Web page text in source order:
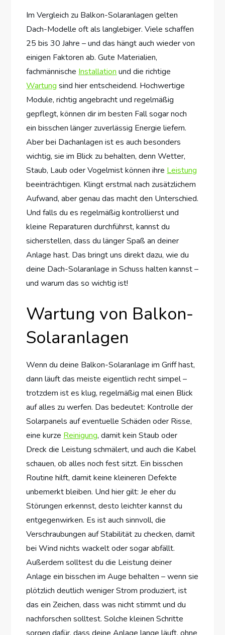
Im Vergleich zu Balkon-Solaranlagen gelten
Dach-Modelle oft als langlebiger. Viele schaffen
25 bis 30 Jahre – und das hängt auch wieder von
einigen Faktoren ab. Gute Materialien,
fachmännische Installation und die richtige
Wartung sind hier entscheidend. Hochwertige
Module, richtig angebracht und regelmäßig
gepflegt, können dir im besten Fall sogar noch
ein bisschen länger zuverlässig Energie liefern.
Aber bei Dachanlagen ist es auch besonders
wichtig, sie im Blick zu behalten, denn Wetter,
Staub, Laub oder Vogelmist können ihre Leistung
beeinträchtigen. Klingt erstmal nach zusätzlichem
Aufwand, aber genau das macht den Unterschied.
Und falls du es regelmäßig kontrollierst und
kleine Reparaturen durchführst, kannst du
sicherstellen, dass du länger Spaß an deiner
Anlage hast. Das bringt uns direkt dazu, wie du
deine Dach-Solaranlage in Schuss halten kannst –
und warum das so wichtig ist!
Wartung von Balkon-
Solaranlagen
Wenn du deine Balkon-Solaranlage im Griff hast,
dann läuft das meiste eigentlich recht simpel –
trotzdem ist es klug, regelmäßig mal einen Blick
auf alles zu werfen. Das bedeutet: Kontrolle der
Solarpanels auf eventuelle Schäden oder Risse,
eine kurze Reinigung, damit kein Staub oder
Dreck die Leistung schmälert, und auch die Kabel
schauen, ob alles noch fest sitzt. Ein bisschen
Routine hilft, damit keine kleineren Defekte
unbemerkt bleiben. Und hier gilt: Je eher du
Störungen erkennst, desto leichter kannst du
entgegenwirken. Es ist auch sinnvoll, die
Verschraubungen auf Stabilität zu checken, damit
bei Wind nichts wackelt oder sogar abfällt.
Außerdem solltest du die Leistung deiner
Anlage ein bisschen im Auge behalten – wenn sie
plötzlich deutlich weniger Strom produziert, ist
das ein Zeichen, dass was nicht stimmt und du
nachforschen solltest. Solche kleinen Schritte